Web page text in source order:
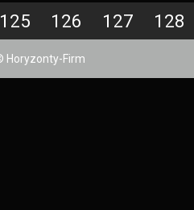
125 126 127 128
Horyzonty-Firm